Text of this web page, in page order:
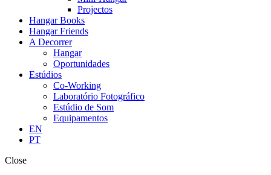
Projectos
Hangar Books
Hangar Friends
A Decorrer
Hangar
Oportunidades
Estúdios
Co-Working
Laboratório Fotográfico
Estúdio de Som
Equipamentos
EN
PT
Close